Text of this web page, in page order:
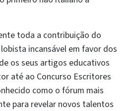
toda a contribuição do
incansável em favor dos
os seus artigos educativos
até ao Concurso Escritores
como o fórum mais
para revelar novos talentos